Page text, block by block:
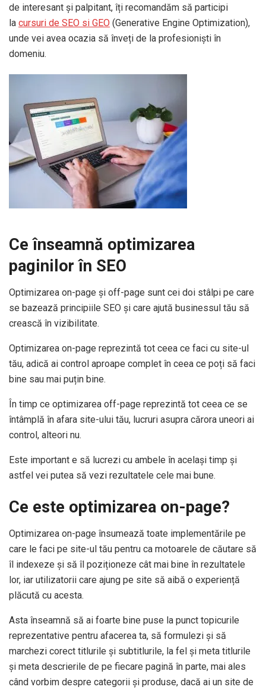
de interesant și palpitant, îți recomandăm să participi
la cursuri de SEO si GEO (Generative Engine Optimization),
unde vei avea ocazia să înveți de la profesioniști în
domeniu.
Ce înseamnă optimizarea
paginilor în SEO
Optimizarea on-page și off-page sunt cei doi stâlpi pe care
se bazează principiile SEO și care ajută businessul tău să
crească în vizibilitate.
Optimizarea on-page reprezintă tot ceea ce faci cu site-ul
tău, adică ai control aproape complet în ceea ce poți să faci
bine sau mai puțin bine.
În timp ce optimizarea off-page reprezintă tot ceea ce se
întâmplă în afara site-ului tău, lucruri asupra cărora uneori ai
control, alteori nu.
Este important e să lucrezi cu ambele în același timp și
astfel vei putea să vezi rezultatele cele mai bune.
Ce este optimizarea on-page?
Optimizarea on-page însumează toate implementările pe
care le faci pe site-ul tău pentru ca motoarele de căutare să
îl indexeze și să îl poziționeze cât mai bine în rezultatele
lor, iar utilizatorii care ajung pe site să aibă o experiență
plăcută cu acesta.
Asta înseamnă să ai foarte bine puse la punct topicurile
reprezentative pentru afacerea ta, să formulezi și să
marchezi corect titlurile și subtitlurile, la fel și meta titlurile
și meta descrierile de pe fiecare pagină în parte, mai ales
când vorbim despre categorii și produse, dacă ai un site de